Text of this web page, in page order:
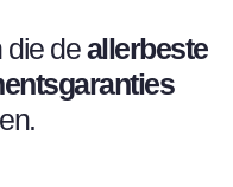
die deallerbeste